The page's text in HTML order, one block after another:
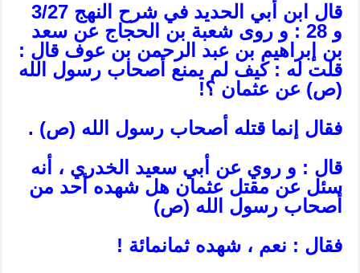
قال ابن أبي الحديد في شرح النهج 3/27
و 28 : و روى شعبة بن الحجاج عن سعد
بن إبراهيم بن عبد الرحمن بن عوف قال :
قلت له : كيف لم يمنع أصحاب رسول الله
(ص) عن عثمان ؟!
فقال إنما قتله أصحاب رسول الله (ص) .
قال : و روي عن أبي سعيد الخدري ، أنه
سئل عن مقتل عثمان هل شهده أحد من
أصحاب رسول الله (ص)
فقال : نعم ، شهده ثمانمائة !